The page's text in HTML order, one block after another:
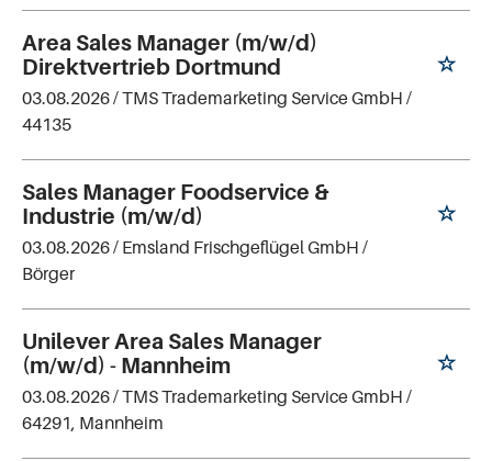
Area Sales Manager (m/w/d)
Direktvertrieb Dortmund
03.08.2026 /TMS Trademarketing Service GmbH /
44135
Sales Manager Foodservice &
Industrie (m/w/d)
03.08.2026 / Emsland Frischgeflügel GmbH /
Börger
Unilever Area Sales Manager
(m/w/d) - Mannheim
03.08.2026 /TMS Trademarketing Service GmbH /
64291, Mannheim